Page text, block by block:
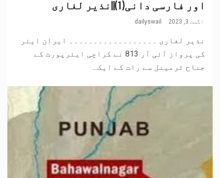
اور فارسی دانی(1)||نذیر لغاری
اگست 3, 2023 dailyswail
نذیر لغاری ۔۔۔۔۔۔۔۔۔۔۔۔۔۔۔۔۔۔ ایران ایئر
کی پرواز آئی آر 813 نے کراچی ایئرپورٹ کے
جناح ٹرمینل سے رات کے ایک...